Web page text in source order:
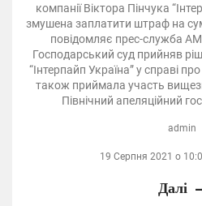
компанії Віктора Пінчука
змушена заплатити штраф на
повідомляє прес-служба
Господарський суд прийняв
“Інтерпайп Україна” у справі
також приймала участь
Північний апеляційний
admin
19 Серпня 2021 о
Далі